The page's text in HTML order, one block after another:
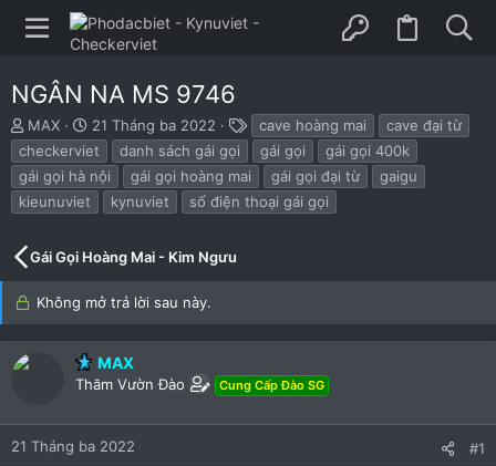
NGÂN NA MS 9746
B
ắ
t
đ
ầ
MAX
N
g
à
y
đ
u
21 Tháng ba 2022
h
ẻ
cave hoàng mai
cave đại từ
checkerviet
danh sách gái gọi gái gọi
gái gọi 400k
gái gọi hà nội
gái gọi hoàng mai gái gọi đại từ
gaigu
kieunuviet
kynuviet số điện thoại gái gọi
Gái Gọi Hoàng Mai - Kim Ngưu
Không mở trả lời sau này.
MAX
Thăm Vườn Đào Cung Cấp Đào SG
21 Tháng ba 2022 #1